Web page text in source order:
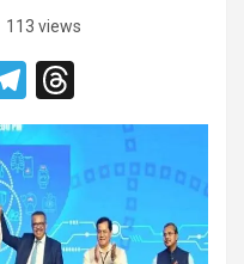
views
T
el
e
gr
a
hr
a
d